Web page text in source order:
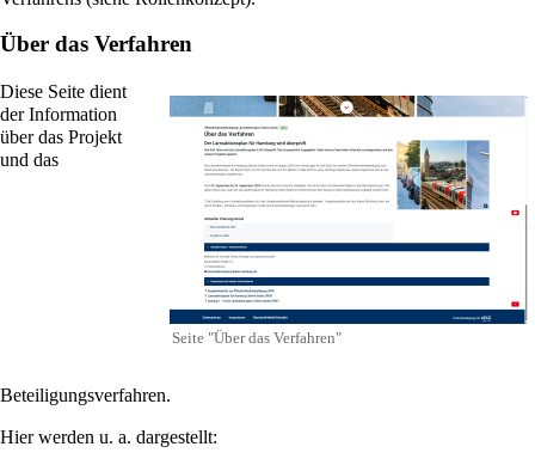
Über das Verfahren
Seite "Über das Verfahren"
Diese Seite dient
der Information
über das Projekt
und das
Beteiligungsverfahren.
Hier werden u. a. dargestellt: